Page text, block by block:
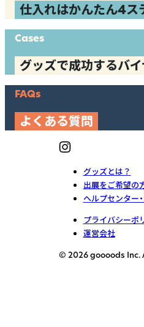
仕入れはかんたん4ス
Cases
グッズで成功するバ
FAQs
よくある質問
グッズとは？
出展をご希望の
ヘルプセンター
プライバシーポ
運営会社
© 2026 goooods Inc.